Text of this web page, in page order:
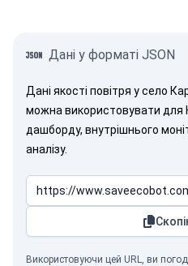
Дані у форматі JSON
Дані якості повітря у село
можна використовувати для
дашборду, внутрішнього
аналізу.
Використовуючи цей URL, ви